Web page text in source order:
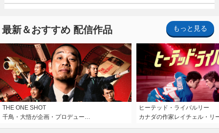
最新＆おすすめ 配信作品 もっと見る
THE ONE SHOT
千鳥・大悟が企画・プロデュー…
ヒーテッド・ライバルリー
カナダの作家レイチェル・リ